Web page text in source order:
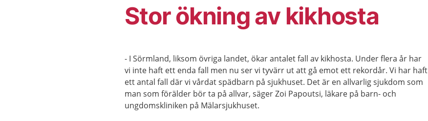
Stor ökning av kikhosta
- I Sörmland, liksom övriga landet, ökar antalet fall av kikhosta. Under flera år har
vi inte haft ett enda fall men nu ser vi tyvärr ut att gå emot ett rekordår. Vi har haft
ett antal fall där vi vårdat spädbarn på sjukhuset. Det är en allvarlig sjukdom som
man som förälder bör ta på allvar, säger Zoi Papoutsi, läkare på barn- och
ungdomskliniken på Mälarsjukhuset.